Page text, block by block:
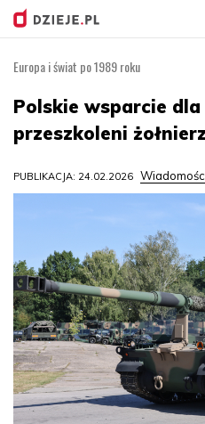
Europa i świat po 1989 roku
Polskie wsparcie
przeszkoleni
PUBLIKACJA: 24.02.2026